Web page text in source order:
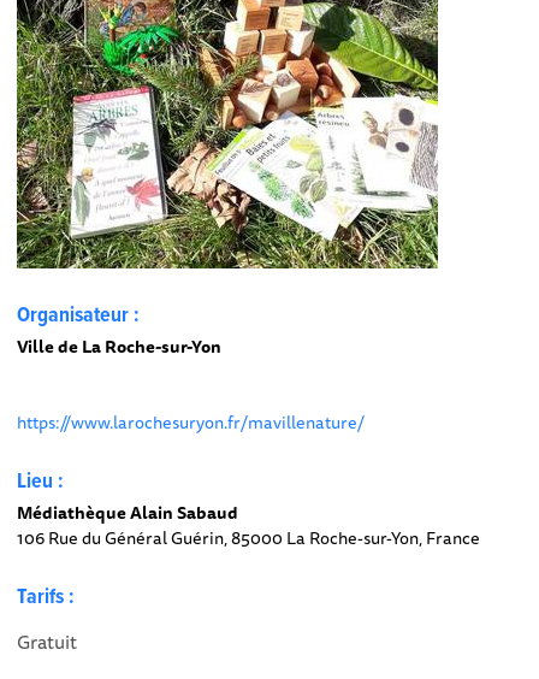
Organisateur :
Ville de La Roche-sur-Yon
https://www.larochesuryon.fr/mavillenature/
Lieu :
Médiathèque Alain Sabaud
106 Rue du Général Guérin, 85000 La Roche-sur-Yon, France
Tarifs :
Gratuit